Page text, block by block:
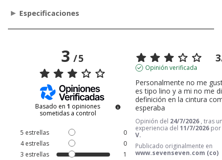
Especificaciones
3/5
Basado en1 opiniones
sometidas a control
5 estrellas
0
4estrellas
0
3 estrellas
1
3
Opinión verificada
Personalmente no me
es tipo lino y a mi no me
definición en la cintura
esperaba
Opinión del 24/7/2026 , tras
experiencia del11/7/2026
V.
Publicado originalmente en
www.sevenseven.com (co)